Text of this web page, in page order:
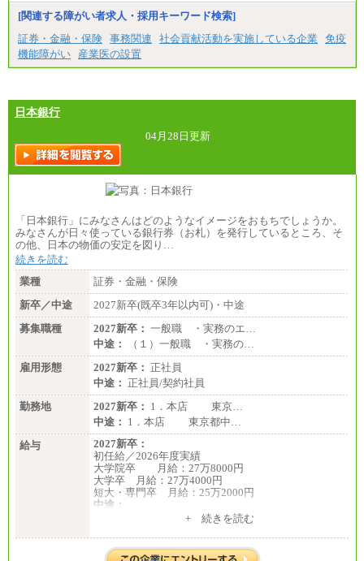
以上
⑳月給205,000円以上
㉑月給185,000 円以上
㉒月給185,000 円以上
㉓月給224,500円以上
※全コース共通※ 能力・経験・勤務地などにより
[関連する障がい者求人・採用キーワード検索]
証券・金融・保険 事務関連 社会貢献活動を実施している企業
免疫
機能障がい
産業医の設置
日本銀行
04月28日更新
「日本銀行」にみなさんはどのようなイメージをおもちでしょうか。
みなさんが日々使っている銀行券（お札）を発行しているところ、そ
の他、日本の物価の安定を図り…
続きを読む
業種
証券・金融・保険
新卒／中途
2027新卒(既卒3年以内可)・中途
募集職種
2027新卒： 一般職 ・実務のエ…
中途：
（１）一般職 ・実務の…
雇用形態
2027新卒： 正社員
中途： 正社員/契約社員
勤務地
2027新卒： 1．本店 東京…
中途： 1．本店 東京都中…
給与
2027新卒：
初任給／2026年度実績
大学院卒 月給：27万8000円
大学卒 月給：27万4000円
短大・専門卒 月給：25万2000円
中途：
※職務経験等を考慮し決定いたします。
※試用期間中も給与に変更はございません
+ 続きを読む